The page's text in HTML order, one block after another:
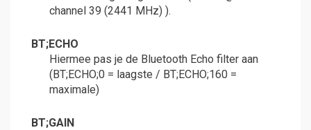
channel 39 (2441 MHz) ).
BT;ECHO
Hiermee pas je de Bluetooth Echo filter aan
(BT;ECHO;0 = laagste / BT;ECHO;160 =
maximale)
BT;GAIN